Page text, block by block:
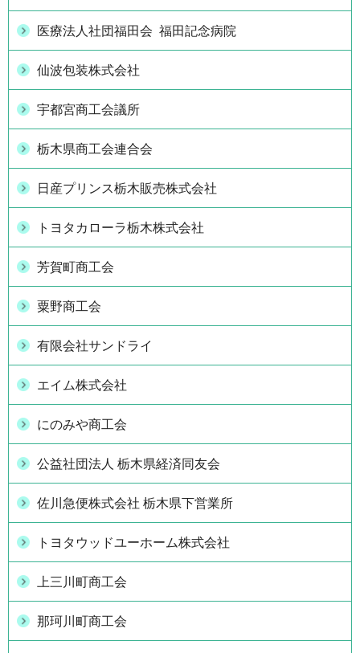
医療法人社団福田会 福田記念病院
仙波包装株式会社
宇都宮商工会議所
栃木県商工会連合会
日産プリンス栃木販売株式会社
トヨタカローラ栃木株式会社
芳賀町商工会
粟野商工会
有限会社サンドライ
エイム株式会社
にのみや商工会
公益社団法人 栃木県経済同友会
佐川急便株式会社 栃木県下営業所
トヨタウッドユーホーム株式会社
上三川町商工会
那珂川町商工会